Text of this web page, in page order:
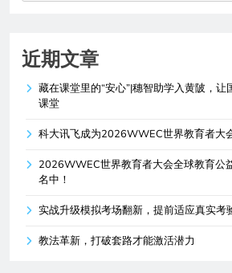
近期文章
藏在课堂里的“安心”|穗智助学入黄陂，让
课堂
科大讯飞成为2026WWEC世界教育者大
2026WWEC世界教育者大会全球教育公
名中！
实战升级模拟考场翻新，提前适应真实考
教法革新，打破套路才能激活潜力